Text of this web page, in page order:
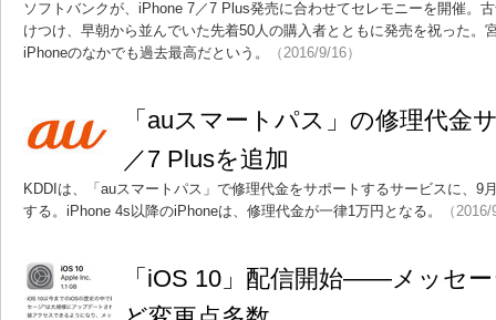
ソフトバンクが、iPhone 7／7 Plus発売に合わせてセレモニーを開催。
けつけ、早朝から並んでいた先着50人の購入者とともに発売を祝った。
iPhoneのなかでも過去最高だという。
（2016/9/16）
「auスマートパス」の修理代金
／7 Plusを追加
KDDIは、「auスマートパス」で修理代金をサポートするサービスに、9
する。iPhone 4s以降のiPhoneは、修理代金が一律1万円となる。
（
「iOS 10」配信開始――メッセ